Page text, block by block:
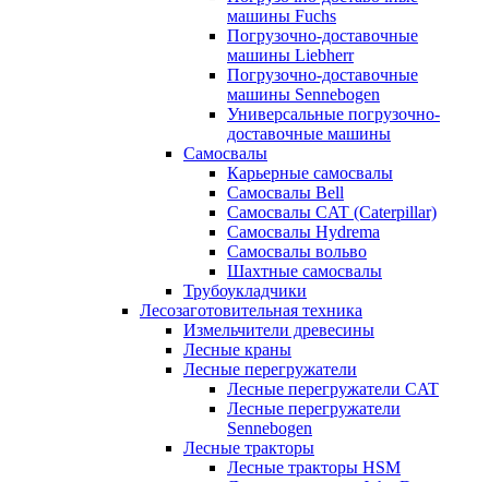
машины Fuchs
Погрузочно-доставочные
машины Liebherr
Погрузочно-доставочные
машины Sennebogen
Универсальные погрузочно-
доставочные машины
Самосвалы
Карьерные самосвалы
Самосвалы Bell
Самосвалы CAT (Caterpillar)
Самосвалы Hydrema
Самосвалы вольво
Шахтные самосвалы
Трубоукладчики
Лесозаготовительная техника
Измельчители древесины
Лесные краны
Лесные перегружатели
Лесные перегружатели CAT
Лесные перегружатели
Sennebogen
Лесные тракторы
Лесные тракторы HSM